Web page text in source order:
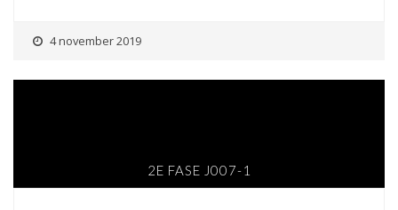
4 november 2019
2E FASE J007-1